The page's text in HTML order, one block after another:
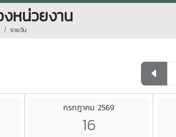
หน่วยงาน
รายวัน
กรกฎาคม 2569
16